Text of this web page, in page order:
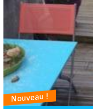
Nouveau !